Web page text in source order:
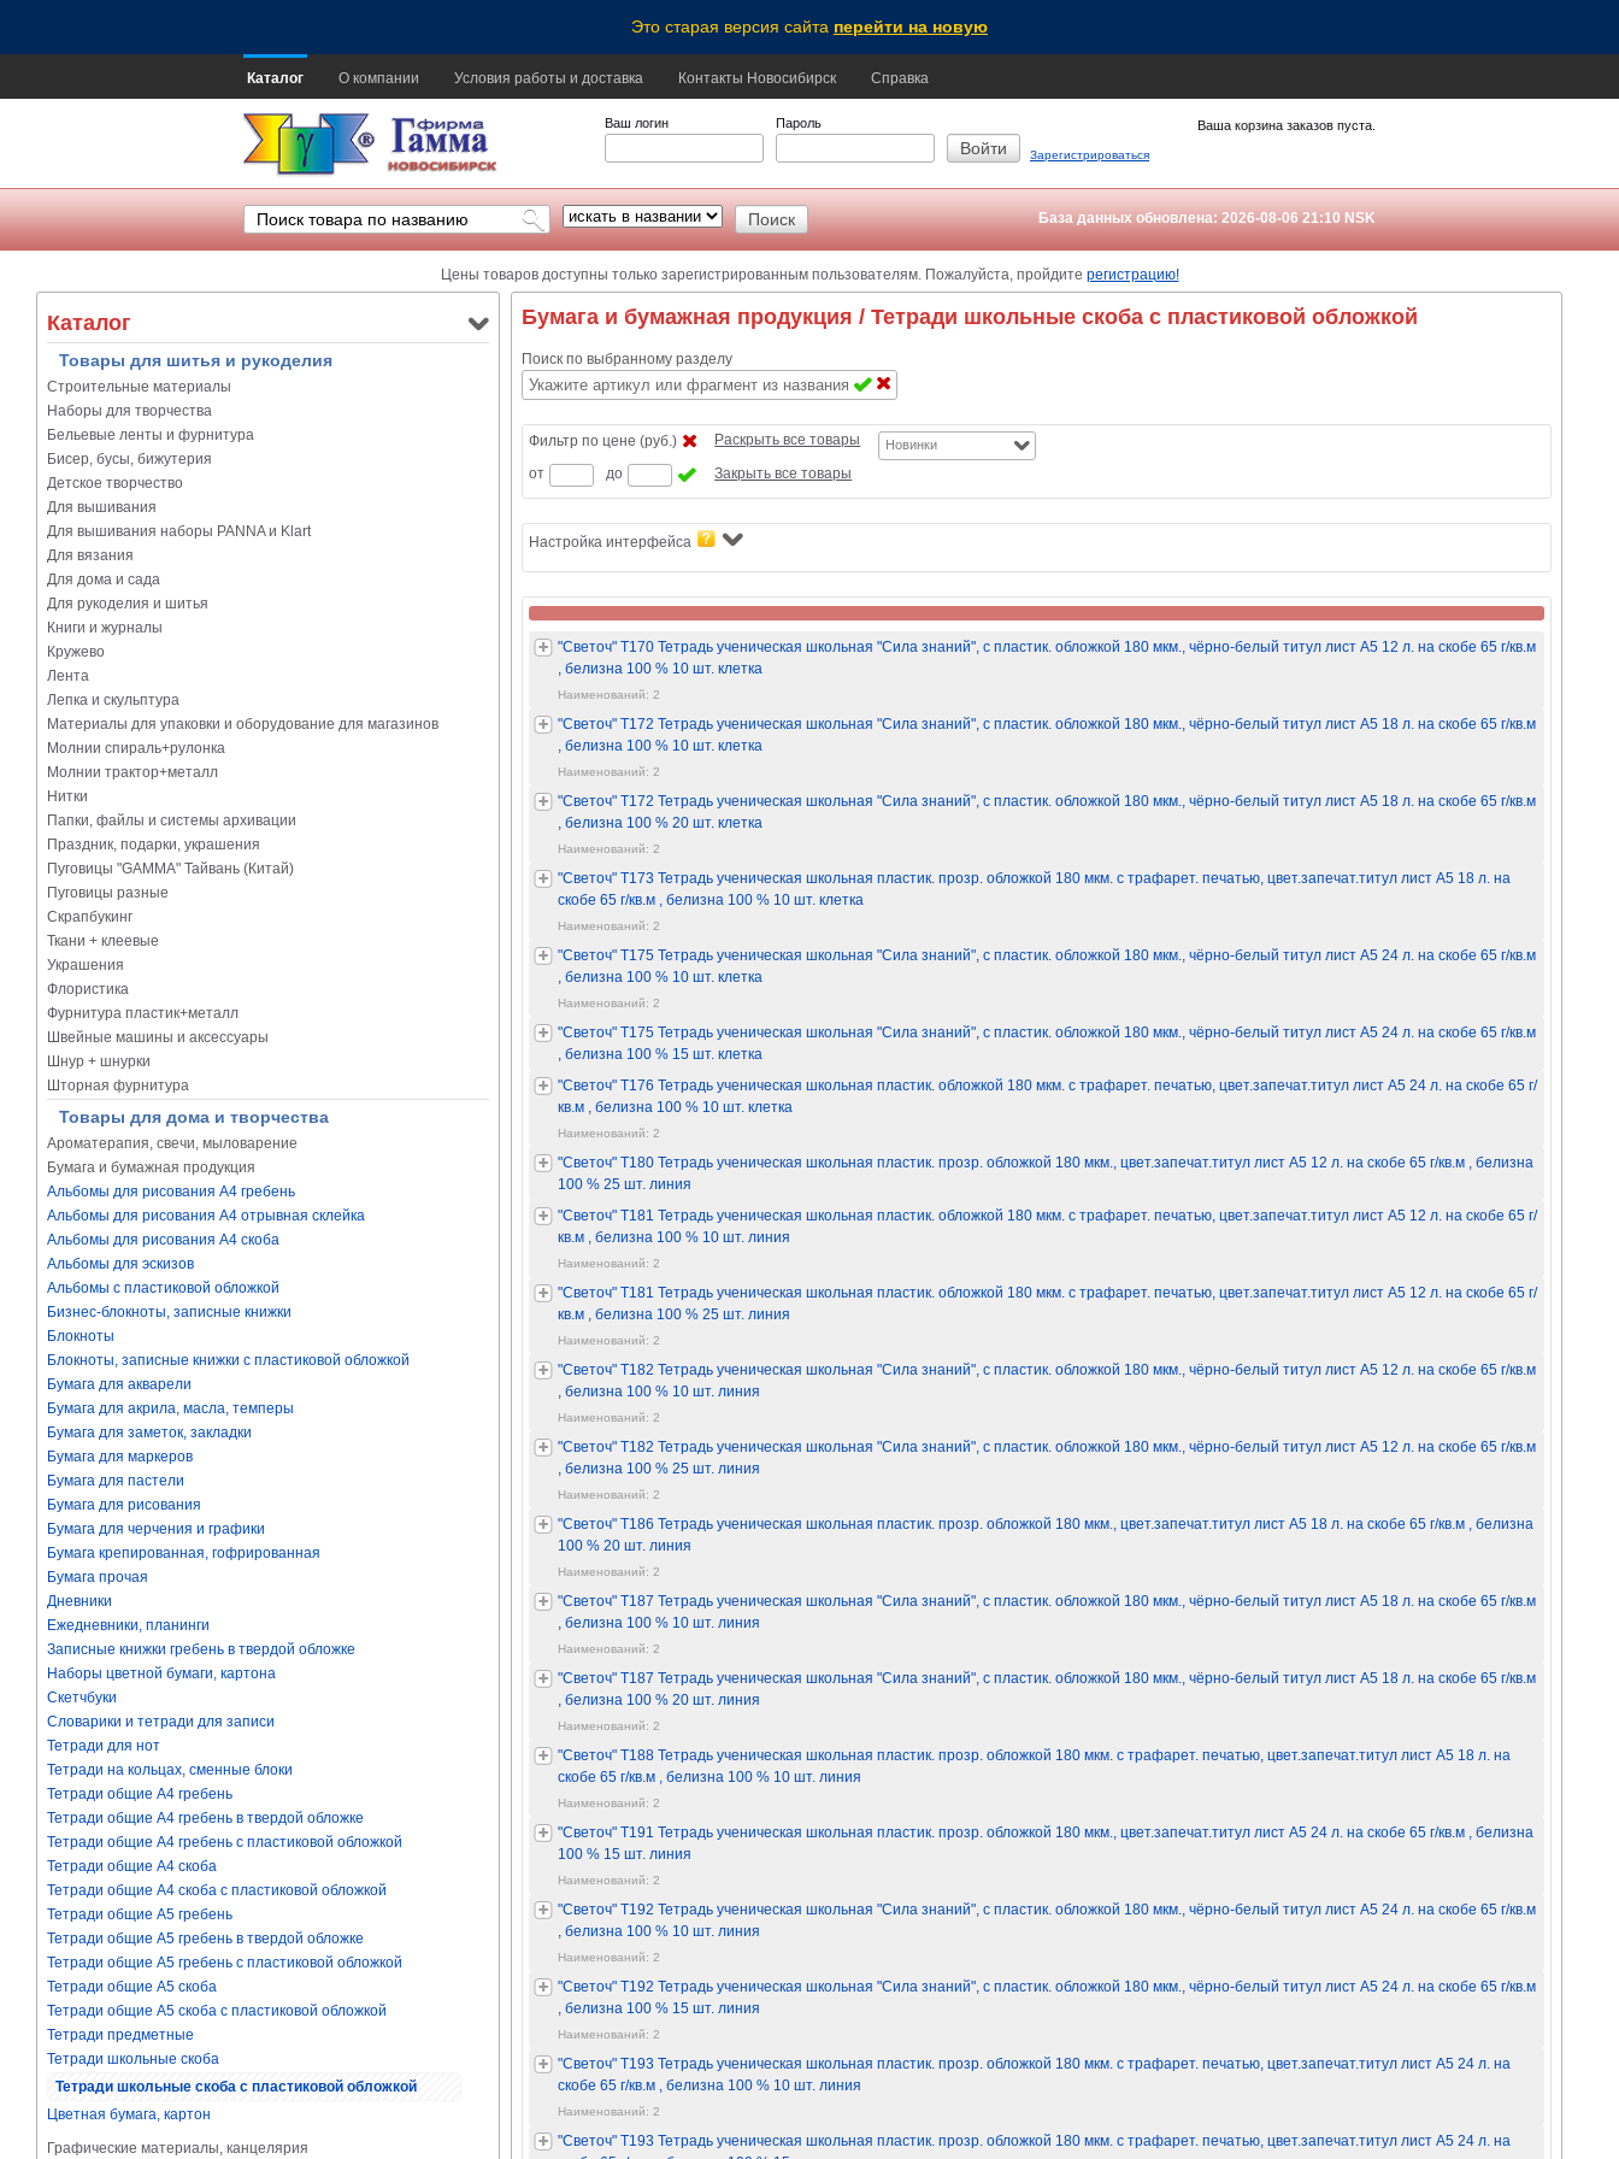
Это старая версия сайта перейти на новую
Каталог О компании Условия работы и доставка Контакты Новосибирск Справка
Ваш логин Пароль
Зарегистрироваться
Ваша корзина заказов пуста.
База данных обновлена: 2026-08-06 21:10 NSK
Цены товаров доступны только зарегистрированным пользователям. Пожалуйста, пройдите регистрацию!
Каталог
Товары для шитья и рукоделия
Строительные материалы
Наборы для творчества
Бельевые ленты и фурнитура
Бисер, бусы, бижутерия
Детское творчество
Для вышивания
Для вышивания наборы PANNA и Klart
Для вязания
Для дома и сада
Для рукоделия и шитья
Книги и журналы
Кружево
Лента
Лепка и скульптура
Материалы для упаковки и оборудование для магазинов
Молнии спираль+рулонка
Молнии трактор+металл
Нитки
Папки, файлы и системы архивации
Праздник, подарки, украшения
Пуговицы "GAMMA" Тайвань (Китай)
Пуговицы разные
Скрапбукинг
Ткани + клеевые
Украшения
Флористика
Фурнитура пластик+металл
Швейные машины и аксессуары
Шнур + шнурки
Шторная фурнитура
Товары для дома и творчества
Ароматерапия, свечи, мыловарение
Бумага и бумажная продукция
Альбомы для рисования А4 гребень
Альбомы для рисования А4 отрывная склейка
Альбомы для рисования А4 скоба
Альбомы для эскизов
Альбомы с пластиковой обложкой
Бизнес-блокноты, записные книжки
Блокноты
Блокноты, записные книжки с пластиковой обложкой
Бумага для акварели
Бумага для акрила, масла, темперы
Бумага для заметок, закладки
Бумага для маркеров
Бумага для пастели
Бумага для рисования
Бумага для черчения и графики
Бумага крепированная, гофрированная
Бумага прочая
Дневники
Ежедневники, планинги
Записные книжки гребень в твердой обложке
Наборы цветной бумаги, картона
Скетчбуки
Словарики и тетради для записи
Тетради для нот
Тетради на кольцах, сменные блоки
Тетради общие А4 гребень
Тетради общие А4 гребень в твердой обложке
Тетради общие А4 гребень с пластиковой обложкой
Тетради общие А4 скоба
Тетради общие А4 скоба с пластиковой обложкой
Тетради общие А5 гребень
Тетради общие А5 гребень в твердой обложке
Тетради общие А5 гребень с пластиковой обложкой
Тетради общие А5 скоба
Тетради общие А5 скоба с пластиковой обложкой
Тетради предметные
Тетради школьные скоба
Тетради школьные скоба с пластиковой обложкой
Цветная бумага, картон
Графические материалы, канцелярия
Бумага и бумажная продукция / Тетради школьные скоба с пластиковой обложкой
Поиск по выбранному разделу
Фильтр по цене (руб.)
от
до
Раскрыть все товары
Закрыть все товары
Новинки
Настройка интерфейса
"Светоч" Т170 Тетрадь ученическая школьная "Сила знаний", с пластик. обложкой 180 мкм., чёрно-белый титул лист A5 12 л. на скобе 65 г/кв.м
, белизна 100 % 10 шт. клетка
Наименований: 2
"Светоч" Т172 Тетрадь ученическая школьная "Сила знаний", с пластик. обложкой 180 мкм., чёрно-белый титул лист A5 18 л. на скобе 65 г/кв.м
, белизна 100 % 10 шт. клетка
Наименований: 2
"Светоч" Т172 Тетрадь ученическая школьная "Сила знаний", с пластик. обложкой 180 мкм., чёрно-белый титул лист A5 18 л. на скобе 65 г/кв.м
, белизна 100 % 20 шт. клетка
Наименований: 2
"Светоч" Т173 Тетрадь ученическая школьная пластик. прозр. обложкой 180 мкм. с трафарет. печатью, цвет.запечат.титул лист A5 18 л. на
скобе 65 г/кв.м , белизна 100 % 10 шт. клетка
Наименований: 2
"Светоч" Т175 Тетрадь ученическая школьная "Сила знаний", с пластик. обложкой 180 мкм., чёрно-белый титул лист A5 24 л. на скобе 65 г/кв.м
, белизна 100 % 10 шт. клетка
Наименований: 2
"Светоч" Т175 Тетрадь ученическая школьная "Сила знаний", с пластик. обложкой 180 мкм., чёрно-белый титул лист A5 24 л. на скобе 65 г/кв.м
, белизна 100 % 15 шт. клетка
"Светоч" Т176 Тетрадь ученическая школьная пластик. обложкой 180 мкм. с трафарет. печатью, цвет.запечат.титул лист A5 24 л. на скобе 65 г/
кв.м , белизна 100 % 10 шт. клетка
Наименований: 2
"Светоч" Т180 Тетрадь ученическая школьная пластик. прозр. обложкой 180 мкм., цвет.запечат.титул лист A5 12 л. на скобе 65 г/кв.м , белизна
100 % 25 шт. линия
"Светоч" Т181 Тетрадь ученическая школьная пластик. обложкой 180 мкм. с трафарет. печатью, цвет.запечат.титул лист A5 12 л. на скобе 65 г/
кв.м , белизна 100 % 10 шт. линия
Наименований: 2
"Светоч" Т181 Тетрадь ученическая школьная пластик. обложкой 180 мкм. с трафарет. печатью, цвет.запечат.титул лист A5 12 л. на скобе 65 г/
кв.м , белизна 100 % 25 шт. линия
Наименований: 2
"Светоч" Т182 Тетрадь ученическая школьная "Сила знаний", с пластик. обложкой 180 мкм., чёрно-белый титул лист A5 12 л. на скобе 65 г/кв.м
, белизна 100 % 10 шт. линия
Наименований: 2
"Светоч" Т182 Тетрадь ученическая школьная "Сила знаний", с пластик. обложкой 180 мкм., чёрно-белый титул лист A5 12 л. на скобе 65 г/кв.м
, белизна 100 % 25 шт. линия
Наименований: 2
"Светоч" Т186 Тетрадь ученическая школьная пластик. прозр. обложкой 180 мкм., цвет.запечат.титул лист A5 18 л. на скобе 65 г/кв.м , белизна
100 % 20 шт. линия
Наименований: 2
"Светоч" Т187 Тетрадь ученическая школьная "Сила знаний", с пластик. обложкой 180 мкм., чёрно-белый титул лист A5 18 л. на скобе 65 г/кв.м
, белизна 100 % 10 шт. линия
Наименований: 2
"Светоч" Т187 Тетрадь ученическая школьная "Сила знаний", с пластик. обложкой 180 мкм., чёрно-белый титул лист A5 18 л. на скобе 65 г/кв.м
, белизна 100 % 20 шт. линия
Наименований: 2
"Светоч" Т188 Тетрадь ученическая школьная пластик. прозр. обложкой 180 мкм. с трафарет. печатью, цвет.запечат.титул лист A5 18 л. на
скобе 65 г/кв.м , белизна 100 % 10 шт. линия
Наименований: 2
"Светоч" Т191 Тетрадь ученическая школьная пластик. прозр. обложкой 180 мкм., цвет.запечат.титул лист A5 24 л. на скобе 65 г/кв.м , белизна
100 % 15 шт. линия
Наименований: 2
"Светоч" Т192 Тетрадь ученическая школьная "Сила знаний", с пластик. обложкой 180 мкм., чёрно-белый титул лист A5 24 л. на скобе 65 г/кв.м
, белизна 100 % 10 шт. линия
Наименований: 2
"Светоч" Т192 Тетрадь ученическая школьная "Сила знаний", с пластик. обложкой 180 мкм., чёрно-белый титул лист A5 24 л. на скобе 65 г/кв.м
, белизна 100 % 15 шт. линия
Наименований: 2
"Светоч" Т193 Тетрадь ученическая школьная пластик. прозр. обложкой 180 мкм. с трафарет. печатью, цвет.запечат.титул лист A5 24 л. на
скобе 65 г/кв.м , белизна 100 % 10 шт. линия
Наименований: 2
"Светоч" Т193 Тетрадь ученическая школьная пластик. прозр. обложкой 180 мкм. с трафарет. печатью, цвет.запечат.титул лист A5 24 л. на